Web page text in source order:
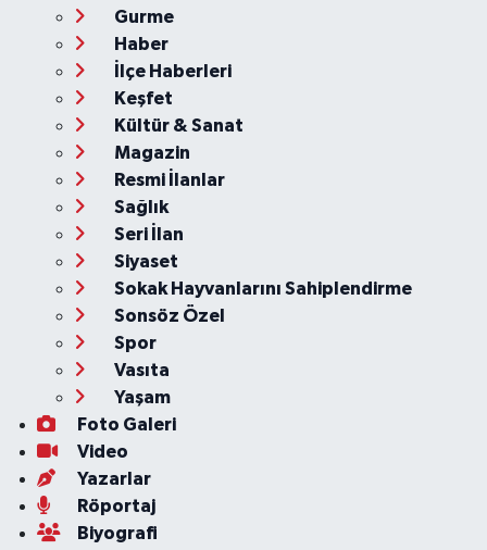
Gurme
Haber
İlçe Haberleri
Keşfet
Kültür & Sanat
Magazin
Resmi İlanlar
Sağlık
Seri İlan
Siyaset
Sokak Hayvanlarını Sahiplendirme
Sonsöz Özel
Spor
Vasıta
Yaşam
Foto Galeri
Video
Yazarlar
Röportaj
Biyografi